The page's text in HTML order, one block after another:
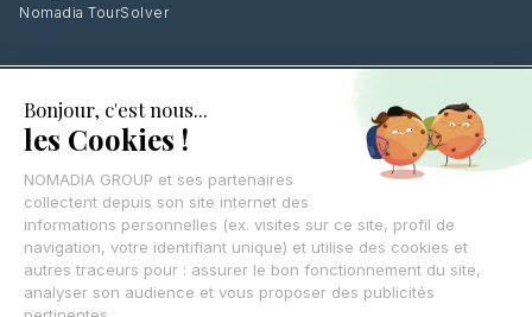
Nomadia TourSolver
Laissez vos coordonnées on vous rappelle
CONTACTEZ-NOUS
© Nomadia 2025
Mentions légales – Informations juridiques société Nomadia
Conditions générales d’utilisation